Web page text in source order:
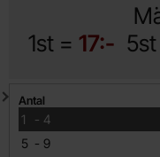
1st = 17:-
Mängdrabatt
Antal
1 -
till 4
5 -
till 9